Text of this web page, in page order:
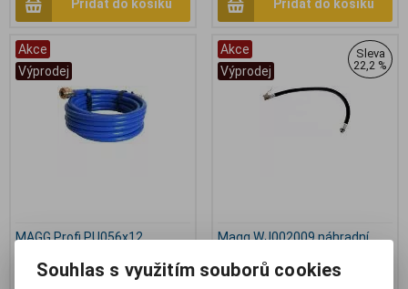
Přidat do košíku Přidat do košíku
Akce
Výprodej
MAGG Profi PU056x12
6x12mm
Akce
Výprodej
Sleva
22,2 %
Magg WJ002009 náhradní
Výrobce:Magg
Souhlas s využitím souborů cookies